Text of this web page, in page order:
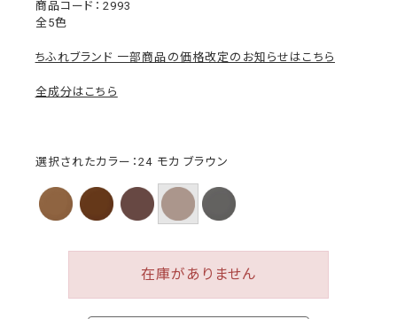
2993
全5色
ちふれブランド 一部商品の価格改定のお知らせはこちら
全成分はこちら
選択されたカラー：24 モカ ブラウン
在庫がありません